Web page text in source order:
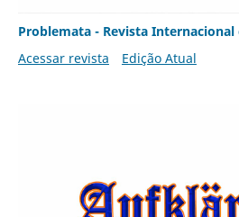
Problemata - Revista Internacional
Acessar revista
Edição Atual